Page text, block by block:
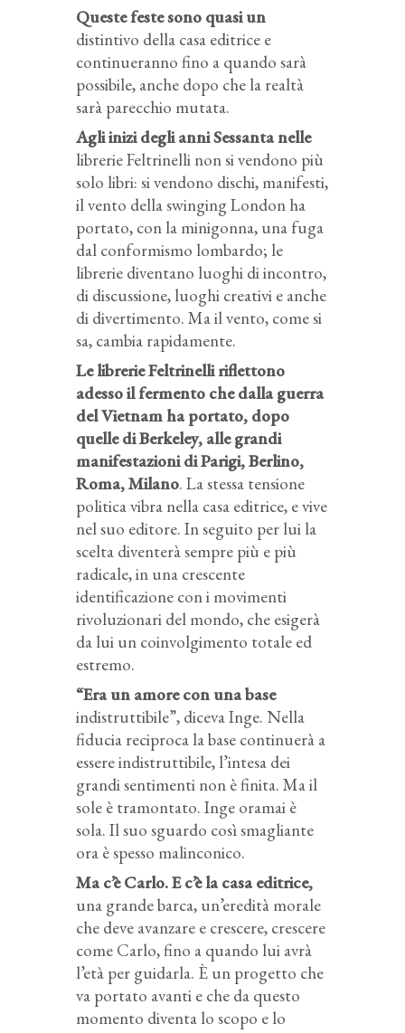
Queste feste sono quasi un
distintivo della casa editrice e
continueranno fino a quando sarà
possibile, anche dopo che la realtà
sarà parecchio mutata.
Agli inizi degli anni Sessanta nelle
librerie Feltrinelli non si vendono più
solo libri: si vendono dischi, manifesti,
il vento della swinging London ha
portato, con la minigonna, una fuga
dal conformismo lombardo; le
librerie diventano luoghi di incontro,
di discussione, luoghi creativi e anche
di divertimento. Ma il vento, come si
sa, cambia rapidamente.
Le librerie Feltrinelli riflettono
adesso il fermento che dalla guerra
del Vietnam ha portato, dopo
quelle di Berkeley, alle grandi
manifestazioni di Parigi, Berlino,
Roma, Milano. La stessa tensione
politica vibra nella casa editrice, e vive
nel suo editore. In seguito per lui la
scelta diventerà sempre più e più
radicale, in una crescente
identificazione con i movimenti
rivoluzionari del mondo, che esigerà
da lui un coinvolgimento totale ed
estremo.
“Era un amore con una base
indistruttibile”, diceva Inge. Nella
fiducia reciproca la base continuerà a
essere indistruttibile, l’intesa dei
grandi sentimenti non è finita. Ma il
sole è tramontato. Inge oramai è
sola. Il suo sguardo così smagliante
ora è spesso malinconico.
Ma c’è Carlo. E c’è la casa editrice,
una grande barca, un’eredità morale
che deve avanzare e crescere, crescere
come Carlo, fino a quando lui avrà
l’età per guidarla. È un progetto che
va portato avanti e che da questo
momento diventa lo scopo e lo